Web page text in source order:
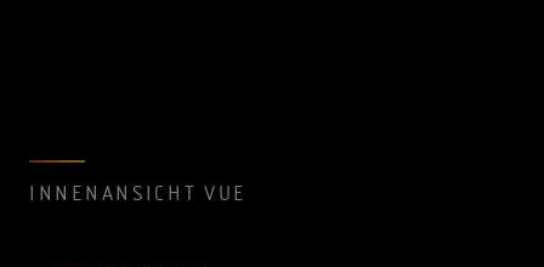
INNENANSICHT VUE